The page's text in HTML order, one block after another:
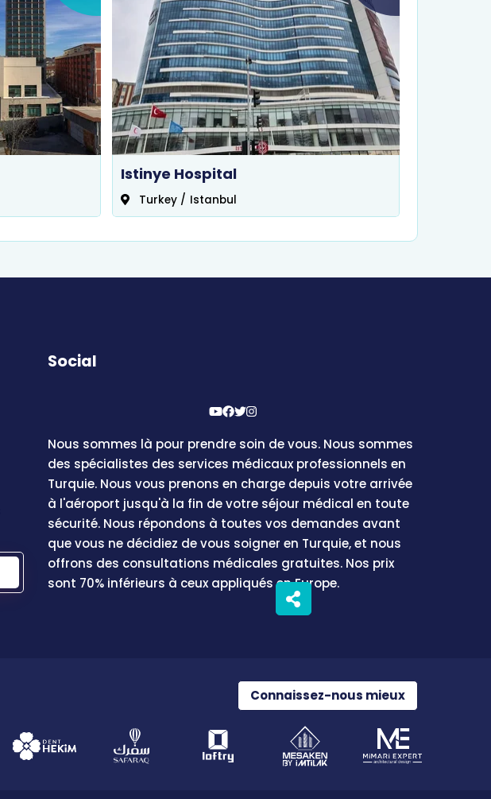
Istinye Hospital
Turkey / Istanbul
Social
Nous sommes là pour prendre soin de vous. Nous sommes
des spécialistes des services médicaux professionnels en
Turquie. Nous vous prenons en charge depuis votre arrivée
à l'aéroport jusqu'à la fin de votre séjour médical en toute
sécurité. Nous répondons à toutes vos demandes avant
que vous ne décidiez de vous soigner en Turquie, et nous
offrons des consultations médicales gratuites. Nos prix
sont 70% inférieurs à ceux appliqués en Europe.
Connaissez-nous mieux